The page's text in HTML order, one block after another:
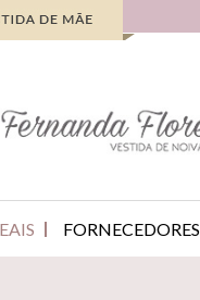
FORNECEDORES